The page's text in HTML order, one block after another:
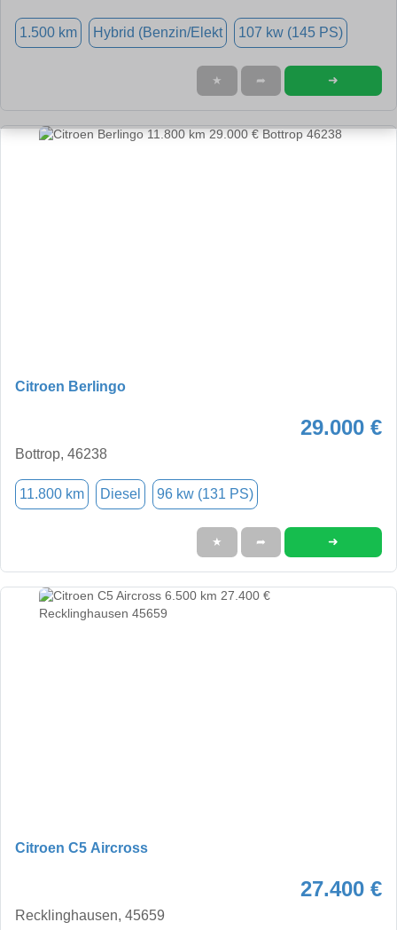
1.500 km Hybrid (Benzin/Elekt 107 kw (145 PS)
★ ➦ ➜
Citroen Berlingo
29.000 €
Bottrop, 46238
11.800 km Diesel 96 kw (131 PS)
★ ➦ ➜
Citroen C5 Aircross
27.400 €
Recklinghausen, 45659